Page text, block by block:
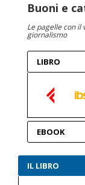
Buoni e
Le pagelle con il
giornalismo
LIBRO
EBOOK
IL LIBRO